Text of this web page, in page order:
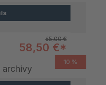
10 %
Regulärer Preis:
65,00 €
Verkaufspreis:
58,50 €*
archivy